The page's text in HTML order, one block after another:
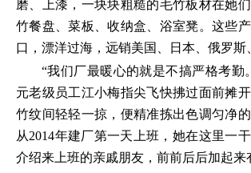
磨、上漆，一块块粗糙的毛竹板材在她
竹餐盘、菜板、收纳盒、浴室凳。这些
口，漂洋过海，远销美国、日本、俄罗斯
“我们厂最暖心的就是不搞严格考勤
元老级员工江小梅指尖飞快拂过面前摊
竹纹间轻轻一掠，便精准拣出色调匀净的
从2014年建厂第一天上班，她在这里一
介绍来上班的亲戚朋友，前前后后加起来